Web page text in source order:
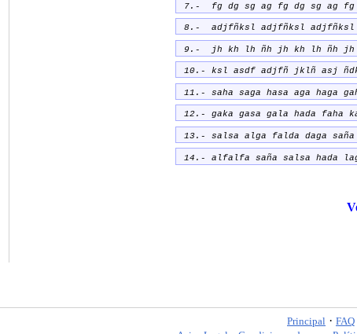
7.- fg dg sg ag fg dg sg ag fg
8.- adjfñksl adjfñksl adjfñksl
9.- jh kh lh ñh jh kh lh ñh jh
10.- ksl asdf adjfñ jklñ asj
11.- saha saga hasa aga haga
12.- gaka gasa gala hada faha
13.- salsa alga falda daga
14.- alfalfa saña salsa hada
Principal · FAQ